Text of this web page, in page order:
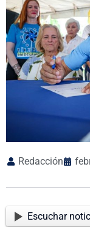
Redacción
Escuchar